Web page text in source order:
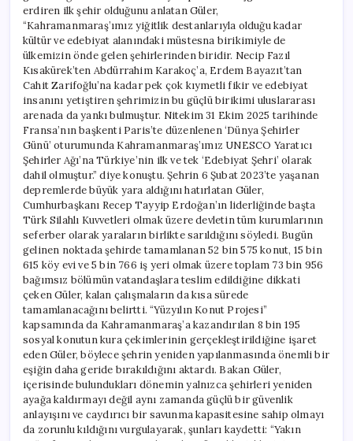
erdiren ilk şehir olduğunu anlatan Güler,
“Kahramanmaraş’ımız yiğitlik destanlarıyla olduğu kadar
kültür ve edebiyat alanındaki müstesna birikimiyle de
ülkemizin önde gelen şehirlerinden biridir. Necip Fazıl
Kısakürek’ten Abdürrahim Karakoç’a, Erdem Bayazıt’tan
Cahit Zarifoğlu’na kadar pek çok kıymetli fikir ve edebiyat
insanını yetiştiren şehrimizin bu güçlü birikimi uluslararası
arenada da yankı bulmuştur. Nitekim 31 Ekim 2025 tarihinde
Fransa’nın başkenti Paris’te düzenlenen ‘Dünya Şehirler
Günü’ oturumunda Kahramanmaraş’ımız UNESCO Yaratıcı
Şehirler Ağı’na Türkiye’nin ilk ve tek ‘Edebiyat Şehri’ olarak
dahil olmuştur.” diye konuştu. Şehrin 6 Şubat 2023’te yaşanan
depremlerde büyük yara aldığını hatırlatan Güler,
Cumhurbaşkanı Recep Tayyip Erdoğan’ın liderliğinde başta
Türk Silahlı Kuvvetleri olmak üzere devletin tüm kurumlarının
seferber olarak yaraların birlikte sarıldığını söyledi. Bugün
gelinen noktada şehirde tamamlanan 52 bin 575 konut, 15 bin
615 köy evi ve 5 bin 766 iş yeri olmak üzere toplam 73 bin 956
bağımsız bölümün vatandaşlara teslim edildiğine dikkati
çeken Güler, kalan çalışmaların da kısa sürede
tamamlanacağını belirtti. “Yüzyılın Konut Projesi”
kapsamında da Kahramanmaraş’a kazandırılan 8 bin 195
sosyal konutun kura çekimlerinin gerçekleştirildiğine işaret
eden Güler, böylece şehrin yeniden yapılanmasında önemli bir
eşiğin daha geride bırakıldığını aktardı. Bakan Güler,
içerisinde bulundukları dönemin yalnızca şehirleri yeniden
ayağa kaldırmayı değil aynı zamanda güçlü bir güvenlik
anlayışını ve caydırıcı bir savunma kapasitesine sahip olmayı
da zorunlu kıldığını vurgulayarak, şunları kaydetti: “Yakın